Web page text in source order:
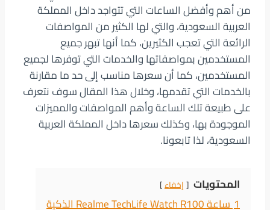
من أهم وأفضل الساعات التي تتواجد داخل المملكة
العربية السعودية، والتي لها الكثير من المواصفات
الرائعة التي تعجب الكثيرين، كما أنها تبهر جميع
المستخدمين بمواصفاتها والخدمات التي توفرها لجميع
المستخدمين، كما أن سعرها مناسب إلى حد ما مقارنة
بالخدمات التي تقدمها، وخلال هذا المقال سوف نتعرف
على طبيعة تلك الساعة وأهم المواصفات والمميزات
الموجودة بها، وكذلك سعرها داخل المملكة العربية
السعودية، لذا تابعونا.
المحتويات إخفاء
1ساعة Realme TechLife Watch R100 الذكية